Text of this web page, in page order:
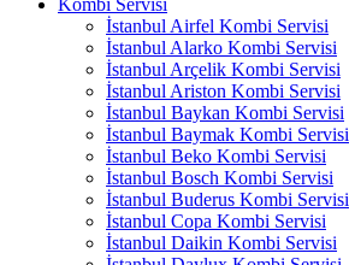
Kombi Servisi
İstanbul Airfel Kombi Servisi
İstanbul Alarko Kombi Servisi
İstanbul Arçelik Kombi Servisi
İstanbul Ariston Kombi Servisi
İstanbul Baykan Kombi Servisi
İstanbul Baymak Kombi Servisi
İstanbul Beko Kombi Servisi
İstanbul Bosch Kombi Servisi
İstanbul Buderus Kombi Servisi
İstanbul Copa Kombi Servisi
İstanbul Daikin Kombi Servisi